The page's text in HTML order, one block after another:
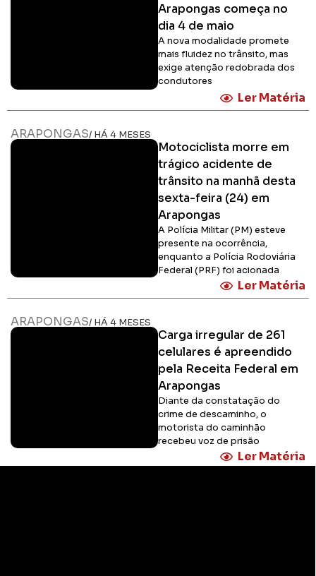
Arapongas começa no
dia 4 de maio
A nova modalidade promete
mais fluidez no trânsito, mas
exige atenção redobrada dos
condutores
Ler Matéria
ARAPONGAS/ HÁ 4 MESES
Motociclista morre em
trágico acidente de
trânsito na manhã desta
sexta-feira (24) em
Arapongas
A Polícia Militar (PM) esteve
presente na ocorrência,
enquanto a Polícia Rodoviária
Federal (PRF) foi acionada
Ler Matéria
ARAPONGAS/ HÁ 4 MESES
Carga irregular de 261
celulares é apreendido
pela Receita Federal em
Arapongas
Diante da constatação do
crime de descaminho, o
motorista do caminhão
recebeu voz de prisão
Ler Matéria